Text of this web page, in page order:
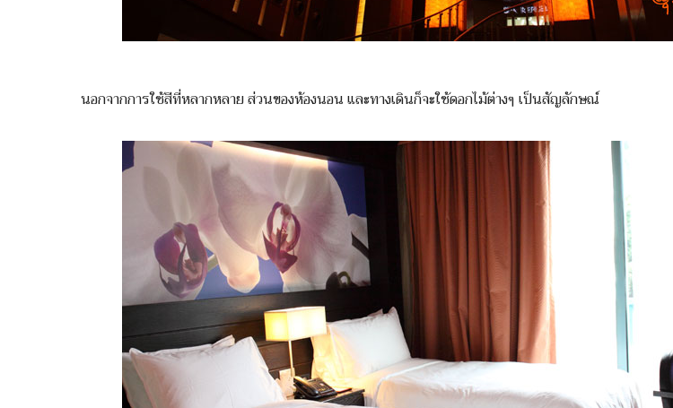
นอกจากการใช้สีที่หลากหลาย ส่วนของห้องนอน และทางเดินก็จะใช้ดอกไม้ต่างๆ เป็นสัญลักษณ์